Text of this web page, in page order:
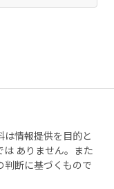
情報提供を目的と
ありません。また
判断に基づくもので